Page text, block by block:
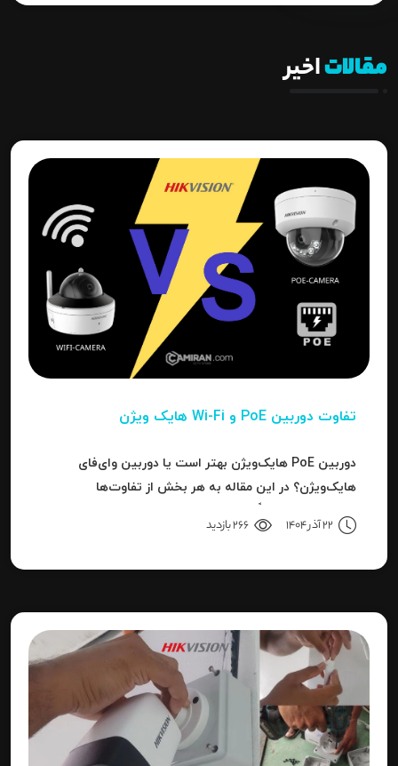
مقالاتاخیر
تفاوت دوربین PoE و Wi-Fi هایک‌ ویژن
دوربین PoE هایک‌ویژن بهتر است یا دوربین وای‌فای
هایک‌ویژن؟ در این مقاله به هر بخش از تفاوت‌ها
بهترین انتخاب است.
22 آذر 1404 266 بازدید